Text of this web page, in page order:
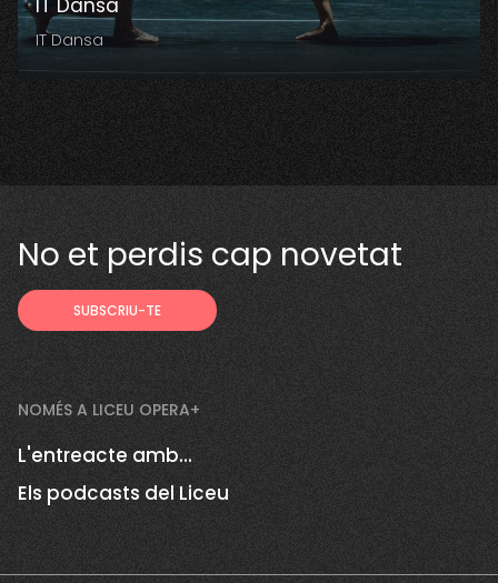
IT Dansa
IT Dansa
No et perdis cap novetat
NOMÉS A LICEU OPERA+
L'entreacte amb...
Els podcasts del Liceu